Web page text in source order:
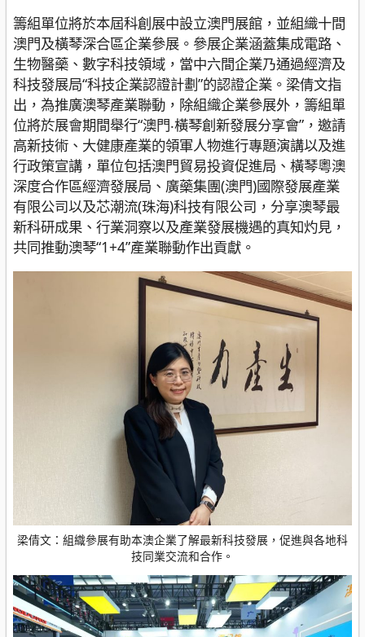
籌組單位將於本屆科創展中設立澳門展館，並組織十間
澳門及橫琴深合區企業參展。參展企業涵蓋集成電路、
生物醫藥、數字科技領域，當中六間企業乃通過經濟及
科技發展局“科技企業認證計劃”的認證企業。梁倩文指
出，為推廣澳琴產業聯動，除組織企業參展外，籌組單
位將於展會期間舉行“澳門‧橫琴創新發展分享會”，邀請
高新技術、大健康產業的領軍人物進行專題演講以及進
行政策宣講，單位包括澳門貿易投資促進局、橫琴粵澳
深度合作區經濟發展局、廣藥集團(澳門)國際發展產業
有限公司以及芯潮流(珠海)科技有限公司，分享澳琴最
新科研成果、行業洞察以及產業發展機遇的真知灼見，
共同推動澳琴“1+4”產業聯動作出貢獻。
梁倩文：組織參展有助本澳企業了解最新科技發展，促進與各地科
技同業交流和合作。